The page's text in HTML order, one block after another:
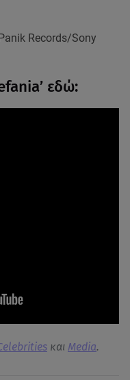
Records/Sony
εδώ:
και Media.